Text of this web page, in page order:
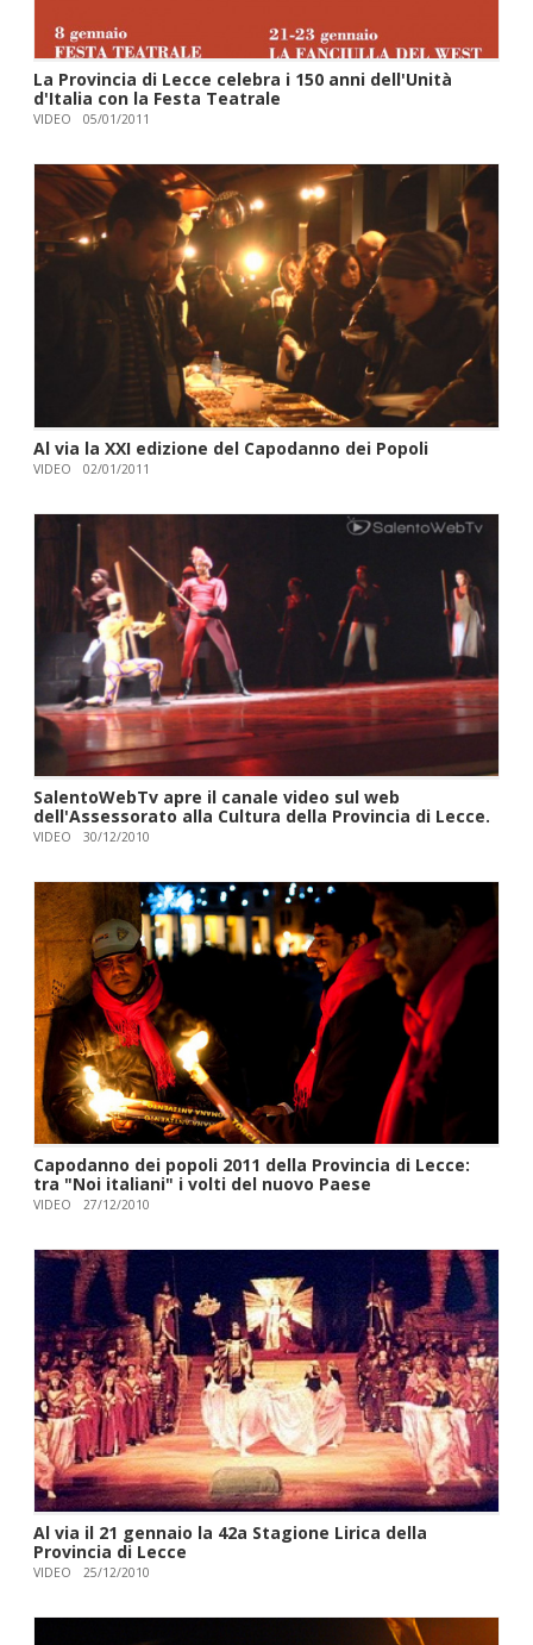
La Provincia di Lecce celebra i 150 anni dell'Unità
d'Italia con la Festa Teatrale
VIDEO 05/01/2011
Al via la XXI edizione del Capodanno dei Popoli
VIDEO 02/01/2011
SalentoWebTv apre il canale video sul web
dell'Assessorato alla Cultura della Provincia di Lecce.
VIDEO 30/12/2010
Capodanno dei popoli 2011 della Provincia di Lecce:
tra "Noi italiani" i volti del nuovo Paese
VIDEO 27/12/2010
Al via il 21 gennaio la 42a Stagione Lirica della
Provincia di Lecce
VIDEO 25/12/2010